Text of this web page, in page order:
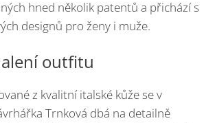
hned několik patentů a přichází s
designů pro ženy i muže.
outfitu
z kvalitní italské kůže se v
Trnková dbá na detailně